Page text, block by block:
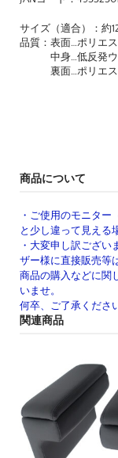
サイズ（適合）：約
品質：表面…ポリエ
中身…低反発ウ
裏面…ポリエス
商品について
・ご使用のモニタ
と少し違って見える
・大変申し訳ござい
ザー様に直接販売等
商品の購入などに関
いませ。
何卒、ご了承くださ
関連商品